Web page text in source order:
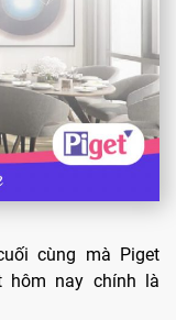
cùng mà Piget
hôm nay chính là